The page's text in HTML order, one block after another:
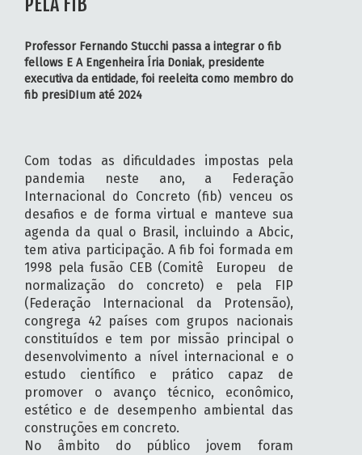
Professor Fernando Stucchi passa a integrar o fib
fellows E A Engenheira Íria Doniak, presidente
executiva da entidade, foi reeleita como membro do
fib presiDIum até 2024
Com todas as dificuldades impostas pela
pandemia neste ano, a Federação
Internacional do Concreto (fib) venceu os
desafios e de forma virtual e manteve sua
agenda da qual o Brasil, incluindo a Abcic,
tem ativa participação. A fib foi formada em
1998 pela fusão CEB (Comitê Europeu de
normalização do concreto) e pela FIP
(Federação Internacional da Protensão),
congrega 42 países com grupos nacionais
constituídos e tem por missão principal o
desenvolvimento a nível internacional e o
estudo científico e prático capaz de
promover o avanço técnico, econômico,
estético e de desempenho ambiental das
construções em concreto.
No âmbito do público jovem foram